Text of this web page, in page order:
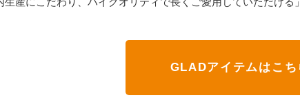
GLADアイテムはこち